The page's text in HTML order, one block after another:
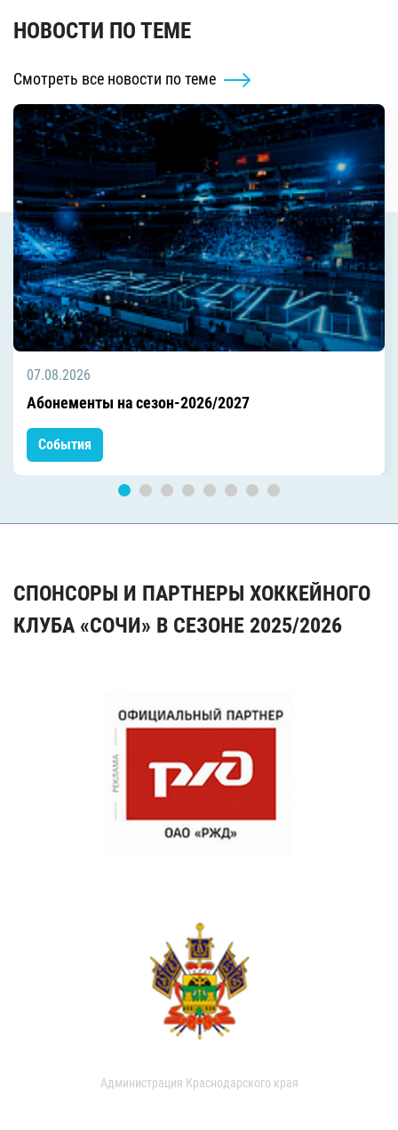
НОВОСТИ ПО ТЕМЕ
Смотреть все новости по теме
07.08.2026
Абонементы на сезон-2026/2027
События
СПОНСОРЫ И ПАРТНЕРЫ ХОККЕЙНОГО
КЛУБА «СОЧИ» В СЕЗОНЕ 2025/2026
Администрация Краснодарского края